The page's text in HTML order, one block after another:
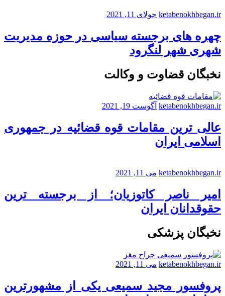
ketabenokhbegan.ir جولای 11, 2021
چهره های برجسته سیاسی در حوزه مدیریت
شهری شهر لنگرود
نخبگان قضاوت و وکالت
ketabenokhbegan.ir آگوست 19, 2021
عالی ترین مقامات قوه قضائیه در جمهوری
اسلامی ایران
ketabenokhbegan.ir می 11, 2021
امیر ناصر کاتوزیان؛ از برجسته ترین
حقوقدانان ایران
نخبگان پزشکی
ketabenokhbegan.ir می 11, 2021
پروفسور مجید سمیعی یکی از مشهورترین